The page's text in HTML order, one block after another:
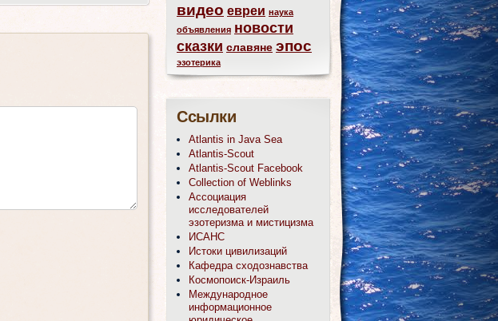
видео евреи наука
объявления новости
сказки славяне эпос
эзотерика
Ссылки
Atlantis in Java Sea
Atlantis-Scout
Atlantis-Scout Facebook
Collection of Weblinks
Ассоциация
исследователей
эзотеризма и мистицизма
ИСАНС
Истоки цивилизаций
Кафедра сходознавства
Космопоиск-Израиль
Международное
информационное